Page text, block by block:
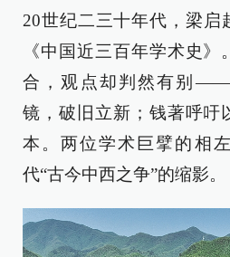
20世纪二三十年代，梁启
《中国近三百年学术史
合，观点却判然有别
镜，破旧立新；钱著呼吁
本。两位学术巨擘的相
代“古今中西之争”的缩影。